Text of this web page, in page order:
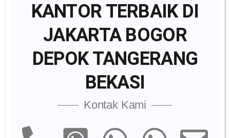
KANTOR TERBAIK DI
JAKARTA BOGOR
DEPOK TANGERANG
BEKASI
Kontak Kami